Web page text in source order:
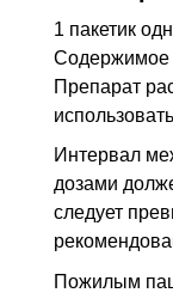
1 пакетик
Содержимое
Препарат
Интервал
дозами
следует
Пожилым